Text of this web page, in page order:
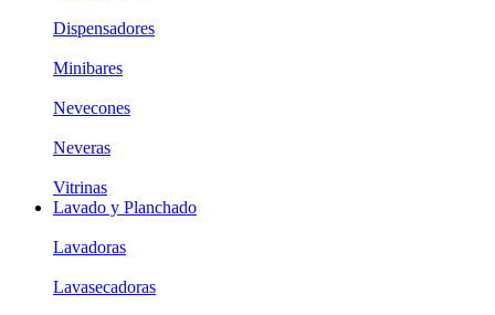
Dispensadores
Minibares
Nevecones
Neveras
Vitrinas
Lavado y Planchado
Lavadoras
Lavasecadoras